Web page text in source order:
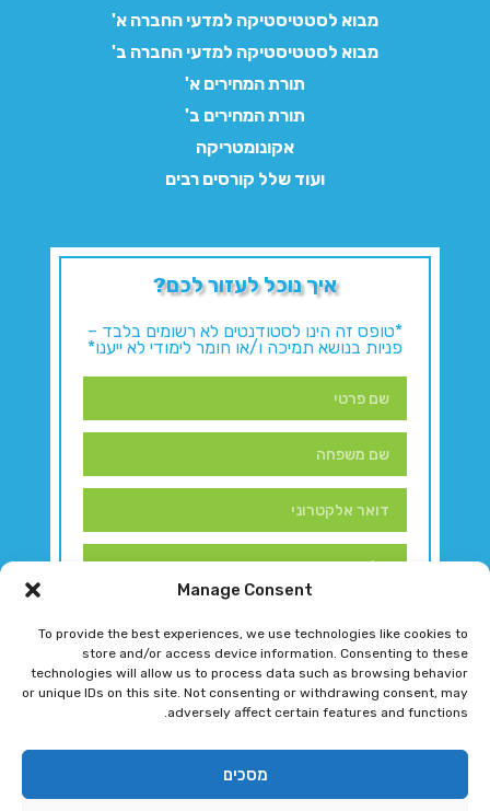
Manage Consent
To provide the best experiences, we use technologies like cookies to
store and/or access device information. Consenting to these
technologies will allow us to process data such as browsing behavior
or unique IDs on this site. Not consenting or withdrawing consent, may
adversely affect certain features and functions.
מסכים
מבוא לסטטיסטיקה למדעי החברה א'
מבוא לסטטיסטיקה למדעי החברה ב'
תורת המחירים א'
תורת המחירים ב'
אקונומטריקה
ועוד שלל קורסים רבים
איך נוכל לעזור לכם?
*טופס זה הינו לסטודנטים לא רשומים בלבד –
פניות בנושא תמיכה ו/או חומר לימודי לא ייענו*